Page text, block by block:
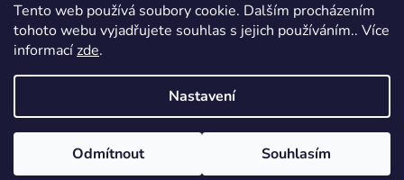
Tento web používá soubory cookie. Dalším procházením
tohoto webu vyjadřujete souhlas s jejich používáním.. Více
informacízde.
Nastavení
Odmítnout Souhlasím
Ochrana osobních údajů
Ke stažení
Vytvořil Shoptet
Copyright 2026flamy.com
. Všechna práva vyhrazena.